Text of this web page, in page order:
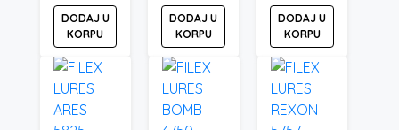
DODAJ U
KORPU
DODAJ U
KORPU
DODAJ U
KORPU